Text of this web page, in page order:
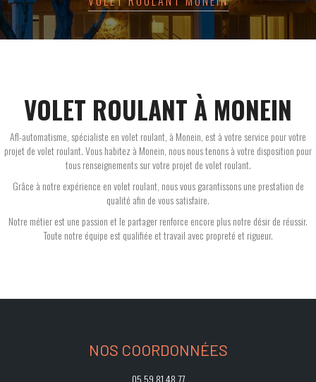
VOLET ROULANT À MONEIN
Afl-automatisme, spécialiste en volet roulant, à Monein, est à votre service pour votre
projet de volet roulant. Vous habitez à Monein, nous nous tenons à votre disposition pour
tous renseignements sur votre projet de volet roulant.
Grâce à notre expérience en volet roulant, nous vous garantissons une prestation de
qualité afin de vous satisfaire.
Notre métier est une passion et le partager renforce encore plus notre désir de réussir.
Toute notre équipe est qualifiée et travail avec propreté et rigueur.
NOS COORDONNÉES
05 59 81 48 77